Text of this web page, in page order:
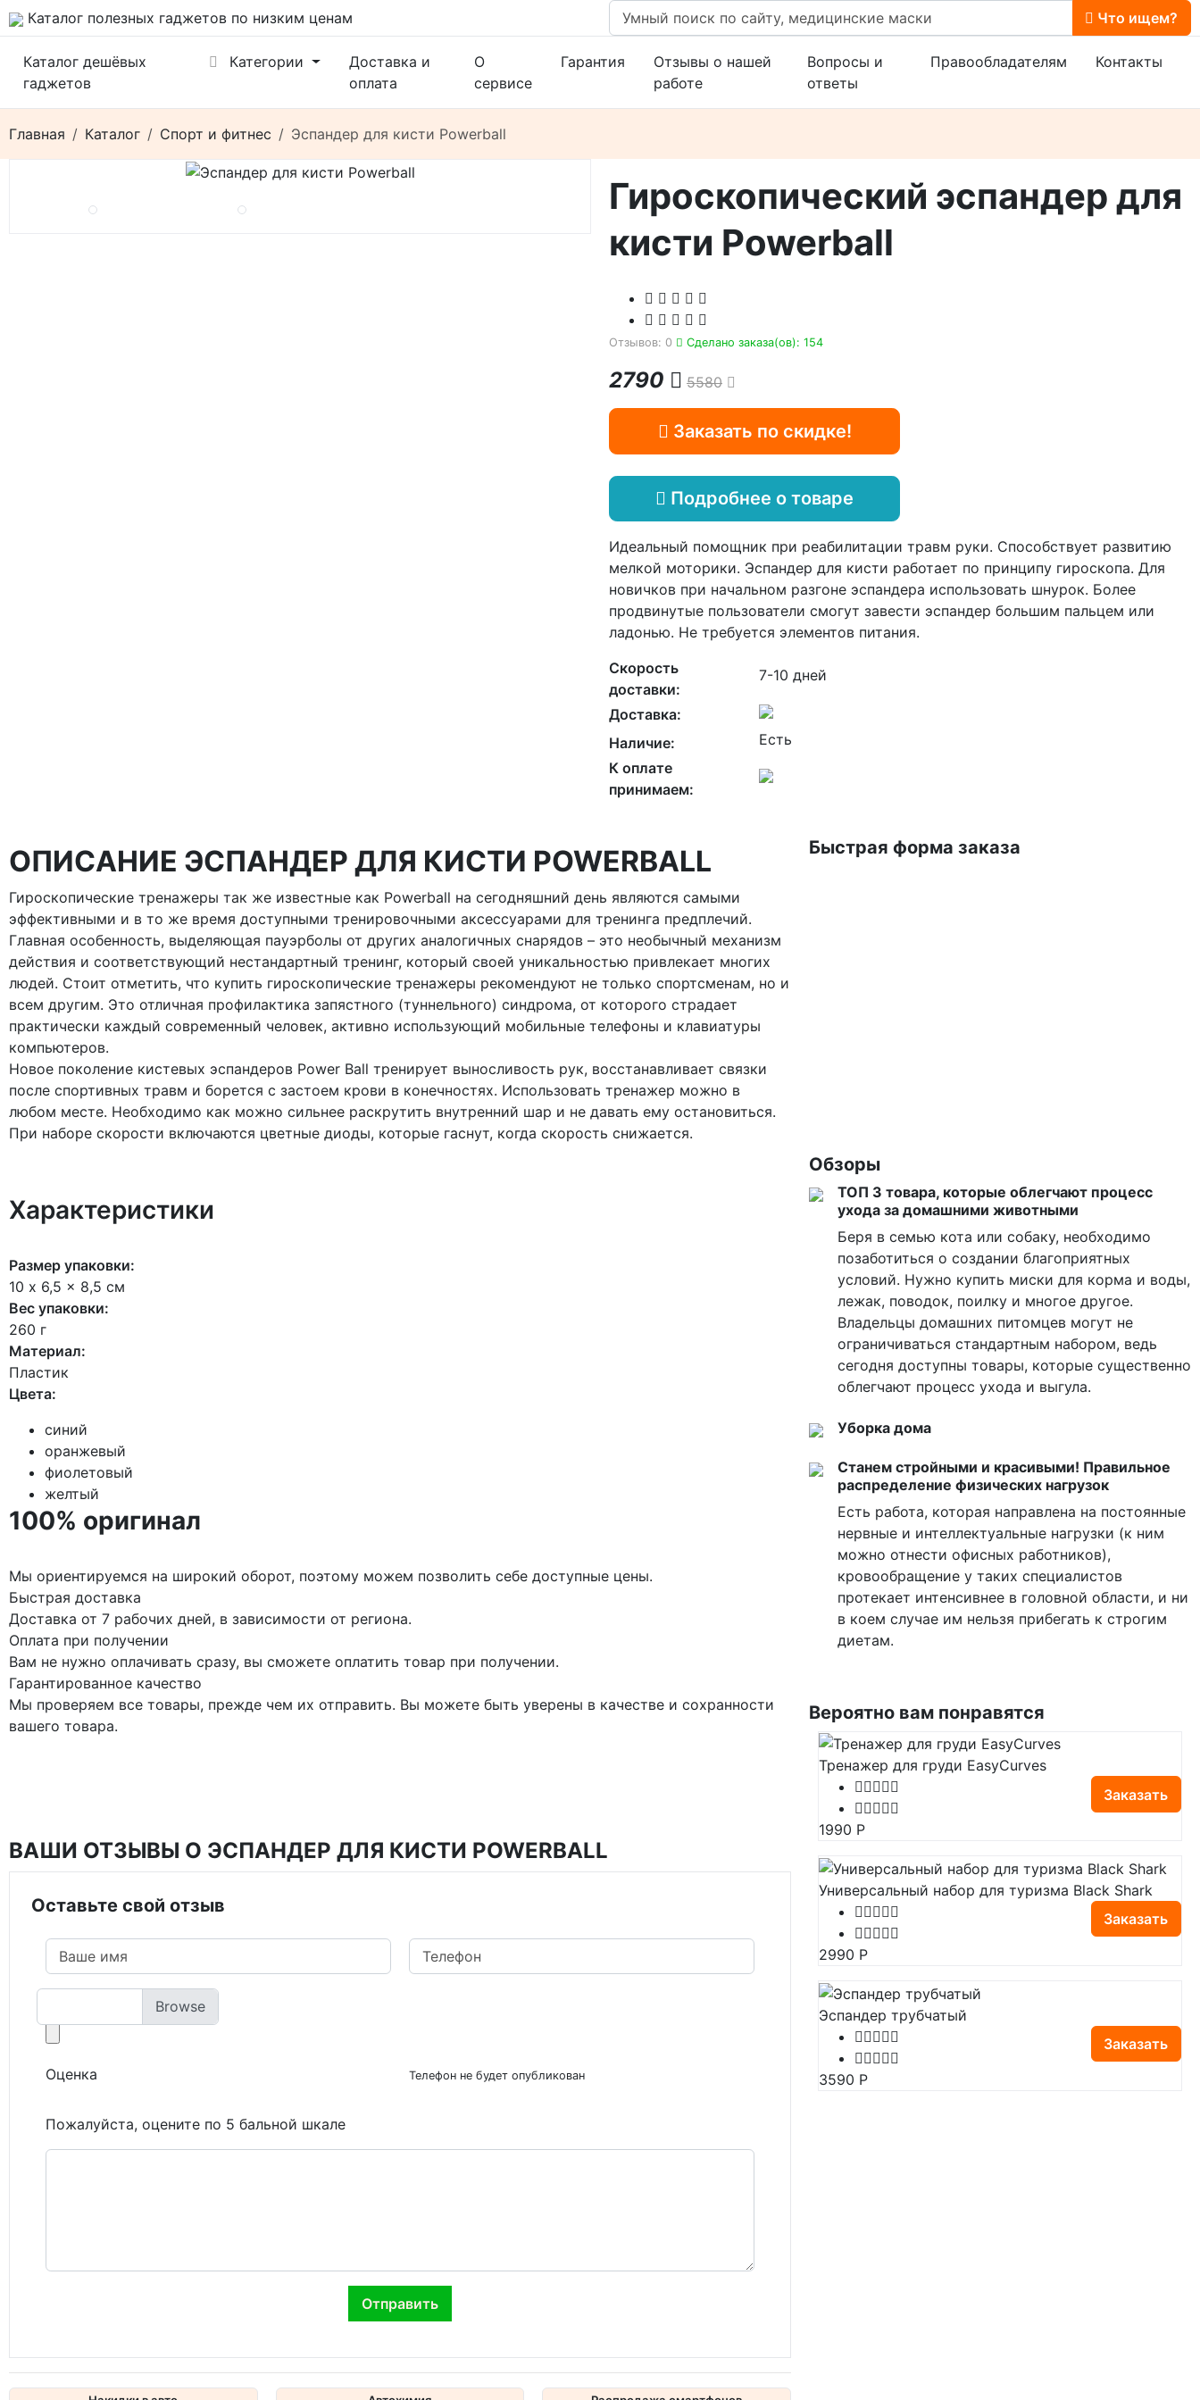
Каталог полезных гаджетов по низким ценам Что ищем?
Каталог дешёвых
гаджетов
Категории
Доставка и
оплата
О
сервисе
Гарантия
Отзывы о нашей
работе
Вопросы и
ответы
Правообладателям Контакты
Главная Каталог Спорт и фитнес Эспандер для кисти Powerball
Гироскопический эспандер для
кисти Powerball
Отзывов: 0 Сделано заказа(ов): 154
2790 5580
Заказать по скидке!
Подробнее о товаре
Идеальный помощник при реабилитации травм руки. Способствует развитию
мелкой моторики. Эспандер для кисти работает по принципу гироскопа. Для
новичков при начальном разгоне эспандера использовать шнурок. Более
продвинутые пользователи смогут завести эспандер большим пальцем или
ладонью. Не требуется элементов питания.
Скорость
доставки:
7-10 дней
Доставка:
Наличие:
Есть
К оплате
принимаем:
ОПИСАНИЕ ЭСПАНДЕР ДЛЯ КИСТИ POWERBALL
Гироскопические тренажеры так же известные как Powerball на сегодняшний день являются самыми
эффективными и в то же время доступными тренировочными аксессуарами для тренинга предплечий.
Главная особенность, выделяющая пауэрболы от других аналогичных снарядов – это необычный механизм
действия и соответствующий нестандартный тренинг, который своей уникальностью привлекает многих
людей. Стоит отметить, что купить гироскопические тренажеры рекомендуют не только спортсменам, но и
всем другим. Это отличная профилактика запястного (туннельного) синдрома, от которого страдает
практически каждый современный человек, активно использующий мобильные телефоны и клавиатуры
компьютеров.
Новое поколение кистевых эспандеров Power Ball тренирует выносливость рук, восстанавливает связки
после спортивных травм и борется с застоем крови в конечностях. Использовать тренажер можно в
любом месте. Необходимо как можно сильнее раскрутить внутренний шар и не давать ему остановиться.
При наборе скорости включаются цветные диоды, которые гаснут, когда скорость снижается.
Характеристики
Размер упаковки:
10 x 6,5 x 8,5 см
Вес упаковки:
260 г
Материал:
Пластик
Цвета:
синий
оранжевый
фиолетовый
желтый
100% оригинал
Мы ориентируемся на широкий оборот, поэтому можем позволить себе доступные цены.
Быстрая доставка
Доставка от 7 рабочих дней, в зависимости от региона.
Оплата при получении
Вам не нужно оплачивать сразу, вы сможете оплатить товар при получении.
Гарантированное качество
Мы проверяем все товары, прежде чем их отправить. Вы можете быть уверены в качестве и сохранности
вашего товара.
ВАШИ ОТЗЫВЫ О ЭСПАНДЕР ДЛЯ КИСТИ POWERBALL
Оставьте свой отзыв
Оценка
Пожалуйста, оцените по 5 бальной шкале
Телефон не будет опубликован
Быстрая форма заказа
Обзоры
ТОП 3 товара, которые облегчают процесс
ухода за домашними животными
Беря в семью кота или собаку, необходимо
позаботиться о создании благоприятных
условий. Нужно купить миски для корма и воды,
лежак, поводок, поилку и многое другое.
Владельцы домашних питомцев могут не
ограничиваться стандартным набором, ведь
сегодня доступны товары, которые существенно
облегчают процесс ухода и выгула.
Уборка дома
Станем стройными и красивыми! Правильное
распределение физических нагрузок
Есть работа, которая направлена на постоянные
нервные и интеллектуальные нагрузки (к ним
можно отнести офисных работников),
кровообращение у таких специалистов
протекает интенсивнее в головной области, и ни
в коем случае им нельзя прибегать к строгим
диетам.
Вероятно вам понравятся
Тренажер для груди EasyCurves
Заказать
1990 Р
Универсальный набор для туризма Black Shark
Заказать
2990 Р
Эспандер трубчатый
Заказать
3590 Р